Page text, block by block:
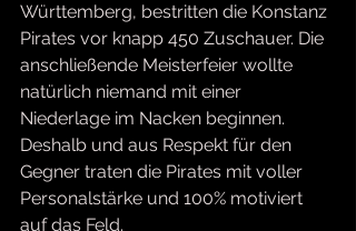
Württemberg, bestritten die Konstanz
Pirates vor knapp 450 Zuschauer. Die
anschließende Meisterfeier wollte
natürlich niemand mit einer
Niederlage im Nacken beginnen.
Deshalb und aus Respekt für den
Gegner traten die Pirates mit voller
Personalstärke und 100% motiviert
auf das Feld.